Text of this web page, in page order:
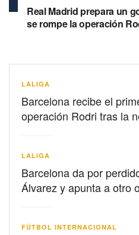
Real Madrid prepara un
se rompe la operación
LALIGA
Barcelona recibe el
operación Rodri tras la
LALIGA
Barcelona da por
Álvarez y apunta a otro
FÚTBOL INTERNACIONAL